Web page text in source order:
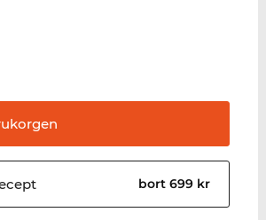
bort 699 kr